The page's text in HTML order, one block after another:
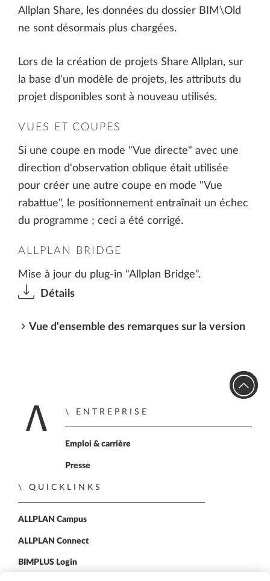
Allplan Share, les données du dossier BIM\Old
ne sont désormais plus chargées.
Lors de la création de projets Share Allplan, sur
la base d'un modèle de projets, les attributs du
projet disponibles sont à nouveau utilisés.
VUES ET COUPES
Si une coupe en mode "Vue directe" avec une
direction d'observation oblique était utilisée
pour créer une autre coupe en mode "Vue
rabattue", le positionnement entraînait un échec
du programme ; ceci a été corrigé.
ALLPLAN BRIDGE
Mise à jour du plug-in "Allplan Bridge".
Détails
Vue d'ensemble des remarques sur la version
Retour à la page
ENTREPRISE
Emploi & carrière
Presse
QUICKLINKS
ALLPLAN Campus
ALLPLAN Connect
BIMPLUS Login